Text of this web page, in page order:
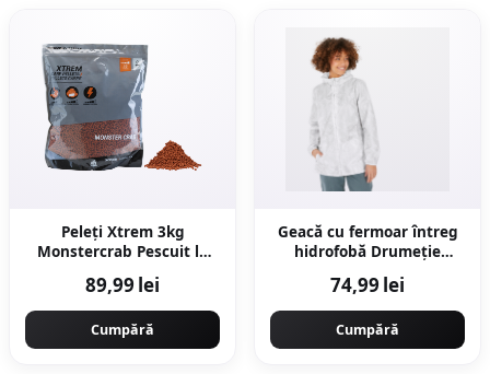
Peleți Xtrem 3kg
Monstercrab Pescuit la
89,99 lei
Cumpără
Geacă cu fermoar întreg
hidrofobă Drumeție
74,99 lei
Cumpără